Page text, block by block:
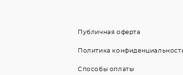
Публичная оферта
Политика
Способы оплаты